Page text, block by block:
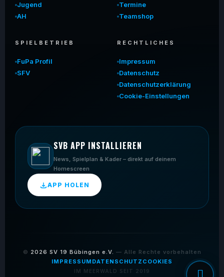
Jugend
AH
Termine
Teamshop
SPIELBETRIEB
FuPa Profil
SFV
RECHTLICHES
Impressum
Datenschutz
Datenschutzerklärung
Cookie-Einstellungen
SVB APP INSTALLIEREN
News, Spielplan & Kader – direkt auf deinem
Homescreen
APP HOLEN
© 2026 SV 19 Bübingen e.V. — Alle Rechte vorbehalten
IMPRESSUM DATENSCHUTZ COOKIES
IM MEERWALD SEIT 2019